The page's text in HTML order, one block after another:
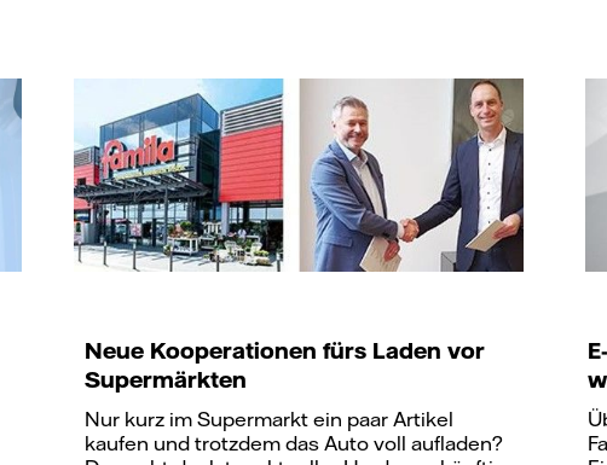
Neue Kooperationen fürs Laden vor
Supermärkten
Nur kurz im Supermarkt ein paar Artikel
kaufen und trotzdem das Auto voll aufladen?